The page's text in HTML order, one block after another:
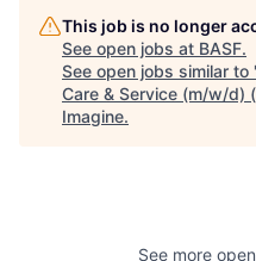
This job is no longer
See open jobs at BASF.
See open jobs similar to
Care & Service (m/w/d)
Imagine.
See more